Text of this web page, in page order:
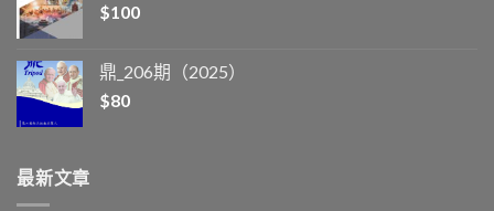
$100
鼎_206期（2025）
$80
最新文章